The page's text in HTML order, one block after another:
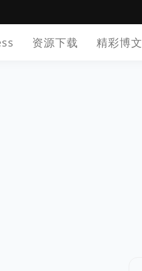
资源下载 精彩博文